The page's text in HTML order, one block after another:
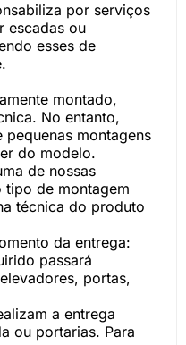
por serviços
escadas ou
esses de
montado,
No entanto,
montagens
do modelo.
de nossas
de montagem
técnica do produto
da entrega:
passará
portas,
a entrega
ou portarias. Para